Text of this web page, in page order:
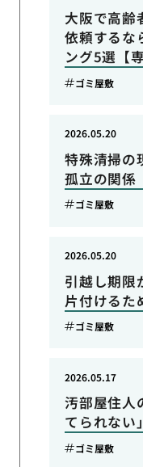
大阪で高齢
依頼するな
ング5選【
ゴミ屋敷
特殊清掃の
孤立の関係
2026.05.20
ゴミ屋敷
引越し期限
片付けるた
2026.05.20
ゴミ屋敷
汚部屋住人
てられない
2026.05.17
ゴミ屋敷